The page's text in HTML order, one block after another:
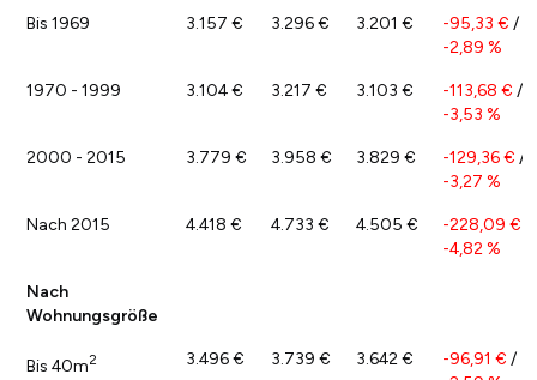
Bis 1969 3.157 € 3.296 € 3.201 € -95,33 € /
-2,89 %
1970 - 1999 3.104 € 3.217 € 3.103 € -113,68 € /
-3,53 %
2000 - 2015 3.779 € 3.958 € 3.829 € -129,36 € /
-3,27 %
Nach 2015 4.418 € 4.733 € 4.505 € -228,09 €
-4,82 %
Nach
Wohnungsgröße
Bis 40m2 3.496 € 3.739 € 3.642 € -96,91 € /